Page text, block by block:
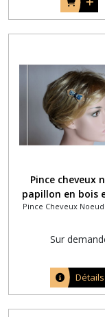
Pince cheveux
papillon en bois
liberty Emma et
Pince Cheveux
Sur
Détails